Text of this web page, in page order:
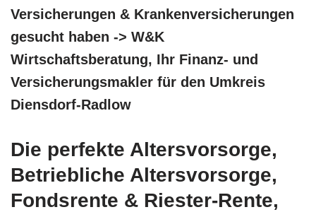
Versicherungen & Krankenversicherungen
gesucht haben -> W&K
Wirtschaftsberatung, Ihr Finanz- und
Versicherungsmakler für den Umkreis
Diensdorf-Radlow
Die perfekte Altersvorsorge,
Betriebliche Altersvorsorge,
Fondsrente & Riester-Rente,